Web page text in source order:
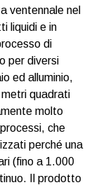
ventennale nel
liquidi e in
di
per diversi
ed alluminio,
metri quadrati
molto
che
perché una
(fino a 1.000
Il prodotto